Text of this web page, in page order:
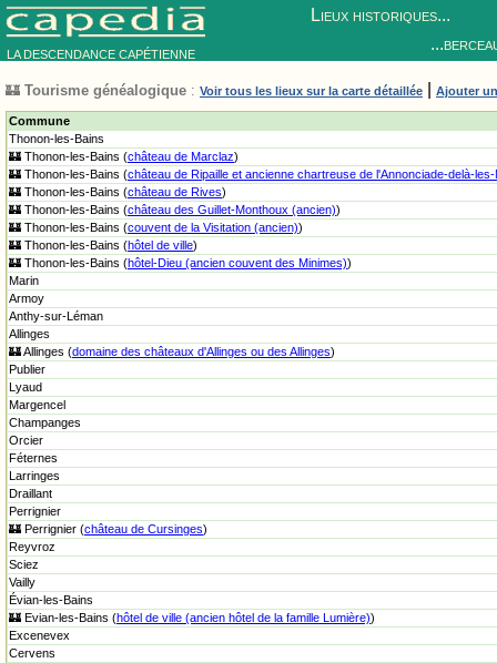
LA DESCENDANCE CAPÉTIENNE
Lieux historiques...
🏰 Tourisme généalogique : Voir tous les lieux sur la carte détaillée Ajouter
Commune
Thonon-les-Bains
🏰 Thonon-les-Bains (château de Marclaz)
🏰 Thonon-les-Bains (château de Ripaille et ancienne chartreuse de l'Annonciade-delà-
🏰 Thonon-les-Bains (château de Rives)
🏰 Thonon-les-Bains (château des Guillet-Monthoux (ancien))
🏰 Thonon-les-Bains (couvent de la Visitation (ancien))
🏰 Thonon-les-Bains (hôtel de ville)
🏰 Thonon-les-Bains (hôtel-Dieu (ancien couvent des Minimes))
Marin
Armoy
Anthy-sur-Léman
Allinges
🏰 Allinges (domaine des châteaux d'Allinges ou des Allinges)
Publier
Lyaud
Margencel
Champanges
Orcier
Féternes
Larringes
Draillant
Perrignier
🏰 Perrignier (château de Cursinges)
Reyvroz
Sciez
Vailly
Évian-les-Bains
🏰 Evian-les-Bains (hôtel de ville (ancien hôtel de la famille Lumière))
Excenevex
Cervens